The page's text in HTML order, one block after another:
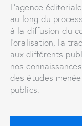
L'agence
au long du
à la diffusion du
l'oralisation, la
aux différents
nos
des études
publics.